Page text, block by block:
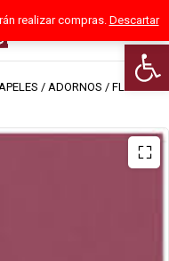
Abrir
realizar compras. Descartar
0
/ ADORNOS / FLORES